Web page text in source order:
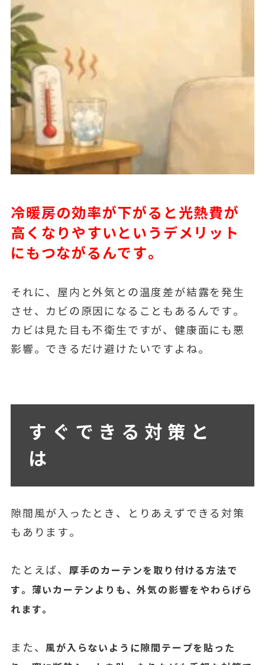
冷暖房の効率が下がると光熱費が
高くなりやすいというデメリット
にもつながるんです。
それに、屋内と外気との温度差が結露を発生
させ、カビの原因になることもあるんです。
カビは見た目も不衛生ですが、健康面にも悪
影響。できるだけ避けたいですよね。
すぐできる対策と
は
隙間風が入ったとき、とりあえずできる対策
もあります。
たとえば、 厚手のカーテンを取り付ける方法で
す。薄いカーテンよりも、外気の影響をやわらげら
れます。
また、風が入らないように隙間テープを貼った